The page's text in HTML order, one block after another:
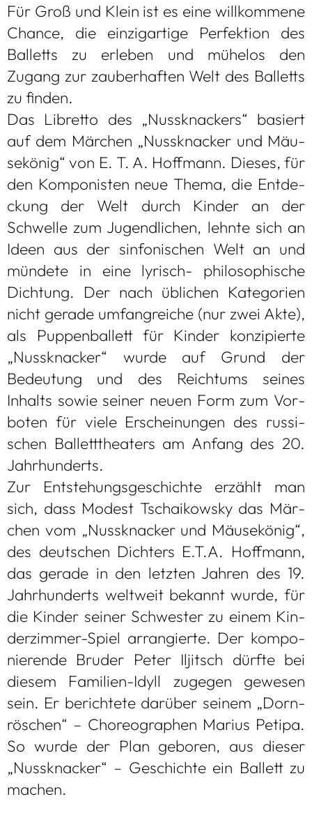
Für Groß und Klein ist es eine will­kom­mene
Chance, die ein­zig­ar­tige Per­fek­tion des
Bal­letts zu erle­ben und mühe­los den
Zugang zur zau­ber­haf­ten Welt des Bal­letts
zu fin­den.
Das Libretto des „Nuss­kna­ckers“ basiert
auf dem Mär­chen „Nuss­kna­cker und Mäu­
se­kö­nig“ von E. T. A. Hoff­mann. Die­ses, für
den Kom­po­nis­ten neue Thema, die Ent­de­
ckung der Welt durch Kin­der an der
Schwelle zum Jugend­li­chen, lehnte sich an
Ideen aus der sin­fo­ni­schen Welt an und
mün­dete in eine lyrisch- phi­lo­so­phi­sche
Dich­tung. Der nach übli­chen Kate­go­rien
nicht gerade umfang­rei­che (nur zwei Akte),
als Pup­pen­bal­lett für Kin­der kon­zi­pierte
„Nuss­kna­cker“ wurde auf Grund der
Bedeu­tung und des Reich­tums sei­nes
Inhalts sowie sei­ner neuen Form zum Vor­
bo­ten für viele Erschei­nun­gen des rus­si­
schen Bal­lett­thea­ters am Anfang des 20.
Jahr­hun­derts.
Zur Ent­ste­hungs­ge­schichte erzählt man
sich, dass Modest Tschai­kow­sky das Mär­
chen vom „Nuss­kna­cker und Mäu­se­kö­nig“,
des deut­schen Dich­ters E.T.A. Hoff­mann,
das gerade in den letz­ten Jah­ren des 19.
Jahr­hun­derts welt­weit bekannt wurde, für
die Kin­der sei­ner Schwes­ter zu einem Kin­
der­zim­mer-Spiel arran­gierte. Der kom­po­
nie­rende Bru­der Peter Iljitsch dürfte bei
die­sem Fami­lien-Idyll zuge­gen gewe­sen
sein. Er berich­tete dar­über sei­nem „Dorn­
rös­chen“ – Cho­reo­gra­phen Marius Petipa.
So wurde der Plan gebo­ren, aus die­ser
„Nuss­kna­cker“ – Geschichte ein Bal­lett zu
machen.